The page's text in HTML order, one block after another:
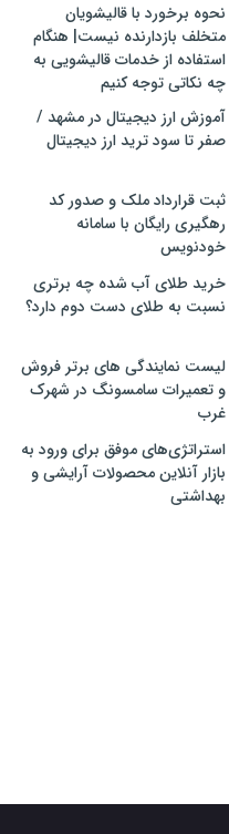
نحوه برخورد با قالیشویان
متخلف بازدارنده نیست| هنگام
استفاده از خدمات قالیشویی به
چه نکاتی توجه کنیم
آموزش ارز دیجیتال در مشهد /
صفر تا سود ترید ارز دیجیتال
ثبت قرارداد ملک و صدور کد
رهگیری رایگان با سامانه
خودنویس
خرید طلای آب شده چه برتری
نسبت به طلای دست دوم دارد؟
لیست نمایندگی های برتر فروش
و تعمیرات سامسونگ در شهرک
غرب
استراتژی‌های موفق برای ورود به
بازار آنلاین محصولات آرایشی و
بهداشتی